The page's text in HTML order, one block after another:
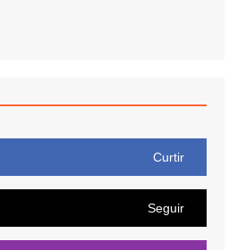
Curtir
Seguir